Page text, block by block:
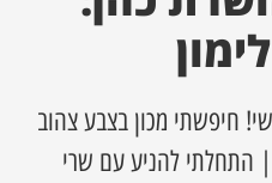
חיפשתי מכון בצבע צהוב
| התחלתי להניע עם שרי